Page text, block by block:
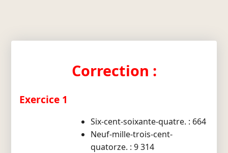
Correction :
Exercice 1
Six-cent-soixante-quatre. : 664
Neuf-mille-trois-cent-
quatorze. : 9 314